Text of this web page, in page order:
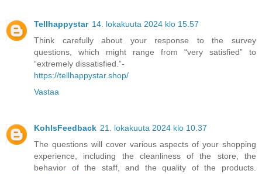
Tellhappystar 14. lokakuuta 2024 klo 15.57
Think carefully about your response to the survey
questions, which might range from “very satisfied” to
“extremely dissatisfied.”-
https://tellhappystar.shop/
Vastaa
KohlsFeedback 21. lokakuuta 2024 klo 10.37
The questions will cover various aspects of your shopping
experience, including the cleanliness of the store, the
behavior of the staff, and the quality of the products.